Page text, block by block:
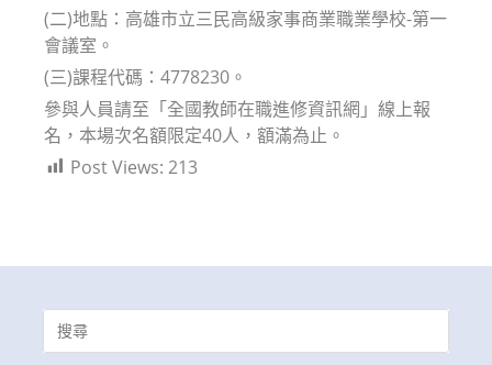
(二)地點：高雄市立三民高級家事商業職業學校-第一
會議室。
(三)課程代碼：4778230。
參與人員請至「全國教師在職進修資訊網」線上報
名，本場次名額限定40人，額滿為止。
Post Views: 213
Search
for: